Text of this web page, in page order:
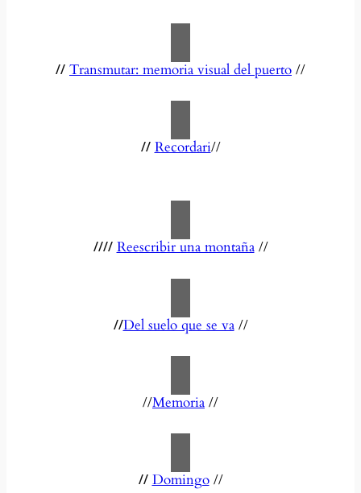
// Transmutar: memoria visual del puerto //
// Recordari//
//// Reescribir una montaña//
//Del suelo que se va//
//Memoria //
// Domingo//